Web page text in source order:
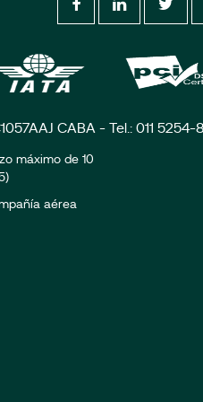
CABA - Tel.: 011 5254-
máximo de 10
aérea